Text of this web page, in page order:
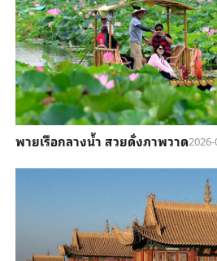
พายเรือกลางน้ำ สวยดั่งภาพวาด